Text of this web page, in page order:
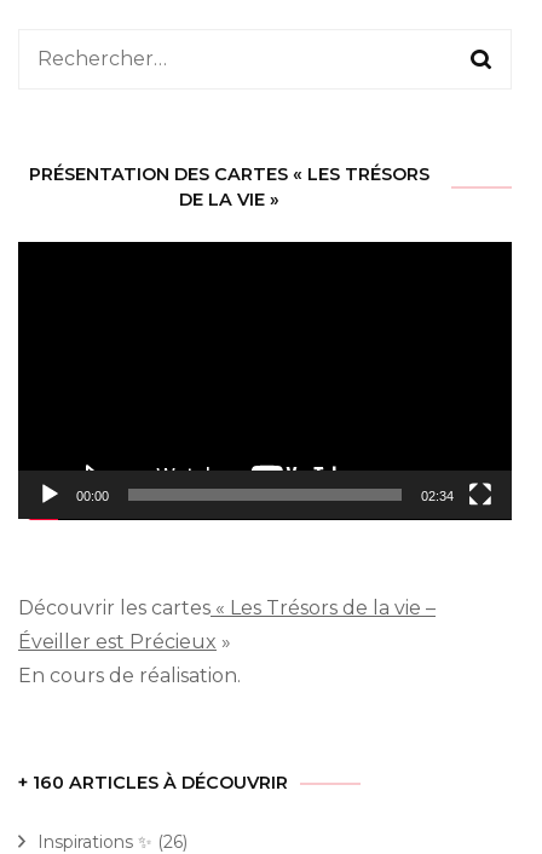
Rechercher :
PRÉSENTATION DES CARTES « LES TRÉSORS
DE LA VIE »
00:00 02:34
Découvrir les cartes « Les Trésors de la vie –
Éveiller est Précieux »
En cours de réalisation.
+ 160 ARTICLES À DÉCOUVRIR
Inspirations ✨ (26)